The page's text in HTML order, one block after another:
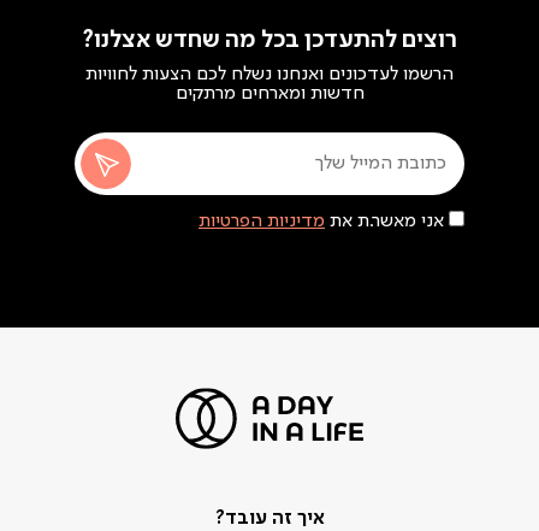
רוצים להתעדכן בכל מה שחדש אצלנו?
הרשמו לעדכונים ואנחנו נשלח לכם הצעות לחוויות
חדשות ומארחים מרתקים
אני מאשר.ת את מדיניות הפרטיות
איך זה עובד?